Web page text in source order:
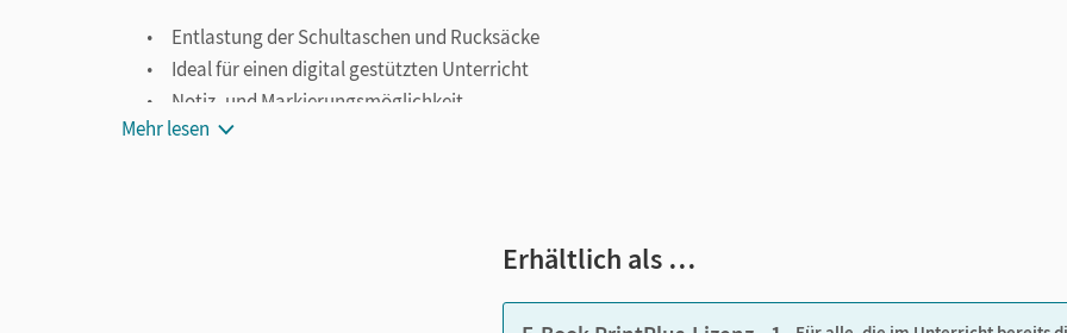
Entlastung der Schultaschen und Rucksäcke
Ideal für einen digital gestützten Unterricht
Notiz- und Markierungsmöglichkeit
Jederzeit unkompliziert verfügbar
Mehr lesen
Erhältlich als …